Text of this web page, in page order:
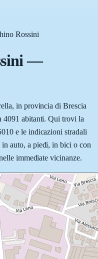
Rossini
—
in provincia di Brescia
4091 abitanti. Qui trovi la
e le indicazioni stradali
auto, a piedi, in bici o con
immediate vicinanze.